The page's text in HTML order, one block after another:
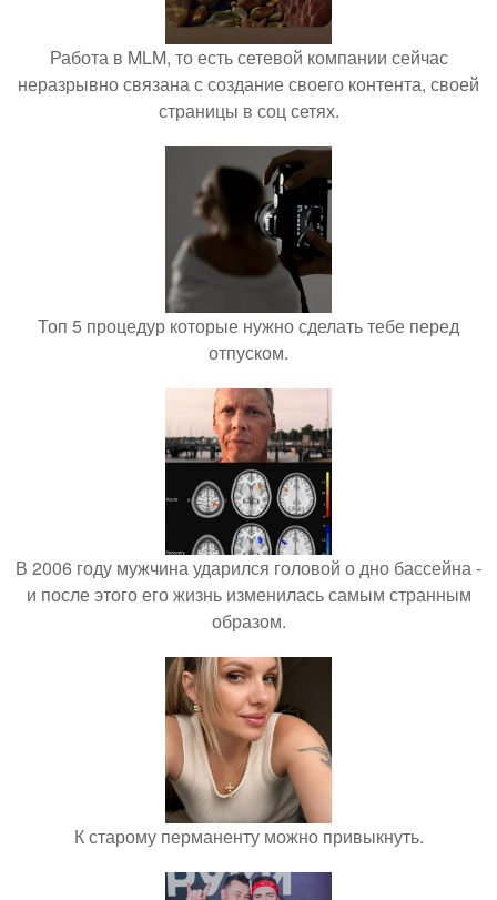
Работа в MLM, то есть сетевой компании сейчас
неразрывно связана с создание своего контента, своей
страницы в соц сетях.
Топ 5 процедур которые нужно сделать тебе перед
отпуском.
В 2006 году мужчина ударился головой о дно бассейна -
и после этого его жизнь изменилась самым странным
образом.
К старому перманенту можно привыкнуть.